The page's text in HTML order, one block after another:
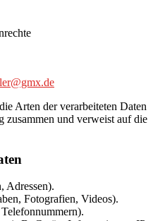
Arten der verarbeiteten Daten
zusammen und verweist auf die
Adressen).
Fotografien, Videos).